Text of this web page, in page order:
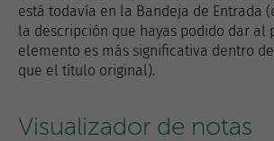
está todavía en la Bandeja de Entrada
la descripción que hayas podido dar al
elemento es más significativa dentro
que el título original).
Visualizador de notas